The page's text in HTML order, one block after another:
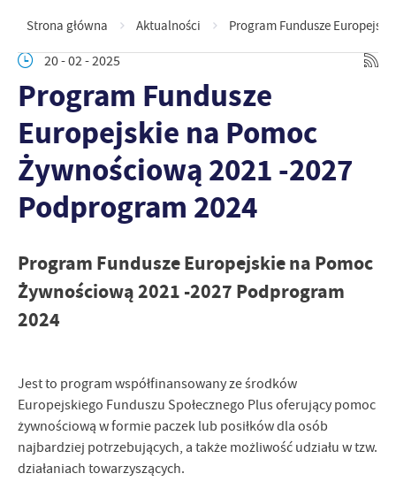
Strona główna Aktualności
Program Fundusze
20 - 02 - 2025
Program Fundusze
Europejskie na Pomoc
Żywnościową 2021 -2027
Podprogram 2024
Program Fundusze Europejskie na Pomoc
Żywnościową 2021 -2027 Podprogram
2024
Jest to program współfinansowany ze środków
Europejskiego Funduszu Społecznego Plus oferujący pomoc
żywnościową w formie paczek lub posiłków dla osób
najbardziej potrzebujących, a także możliwość udziału w tzw.
działaniach towarzyszących.